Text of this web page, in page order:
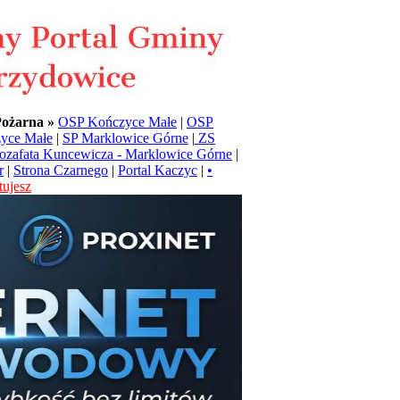
» OSP Kończyce Małe | OSP
Małe | SP Marklowice Górne | ZS
Kuncewicza - Marklowice Górne |
| Strona Czarnego | Portal Kaczyc | •